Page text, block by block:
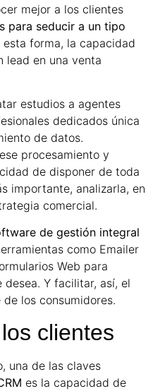
mejor a los clientes
para seducir a un tipo
esta forma, la capacidad
lead en una venta
estudios a agentes
dedicados única
de datos.
procesamiento y
de disponer de toda
importante, analizarla, en
comercial.
de gestión integral
como Emailer
Web para
Y facilitar, así, el
los consumidores.
clientes
una de las claves
es la capacidad de